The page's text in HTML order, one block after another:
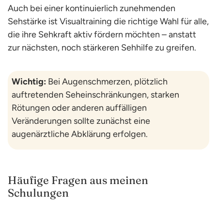
Auch bei einer kontinuierlich zunehmenden
Sehstärke ist Visualtraining die richtige Wahl für alle,
die ihre Sehkraft aktiv fördern möchten – anstatt
zur nächsten, noch stärkeren Sehhilfe zu greifen.
Wichtig: Bei Augenschmerzen, plötzlich
auftretenden Seheinschränkungen, starken
Rötungen oder anderen auffälligen
Veränderungen sollte zunächst eine
augenärztliche Abklärung erfolgen.
Häufige Fragen aus meinen
Schulungen